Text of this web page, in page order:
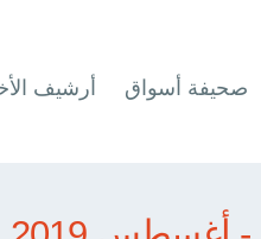
صحيفة أسواق أرشيف